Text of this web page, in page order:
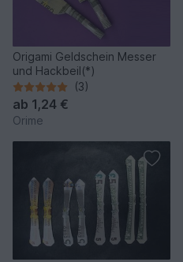
Origami Geldschein Messer
und Hackbeil(*)
(3)
ab 1,24 €
Orime